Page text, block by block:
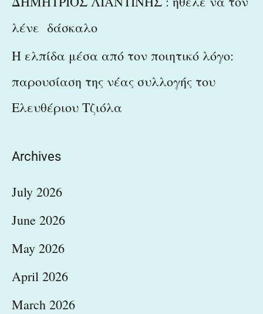
λένε δάσκαλο
Η ελπίδα μέσα από τον ποιητικό λόγο:
παρουσίαση της νέας συλλογής του
Ελευθέριου Τζιόλα
Archives
July 2026
June 2026
May 2026
April 2026
March 2026